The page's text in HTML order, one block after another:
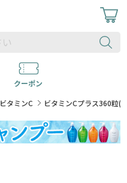
クーポン
ビタミンC ビタミンCプラス360粒(